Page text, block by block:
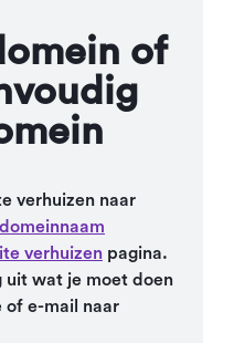
of
verhuizen naar
domeinnaam
verhuizen pagina.
uit wat je moet doen
of e-mail naar